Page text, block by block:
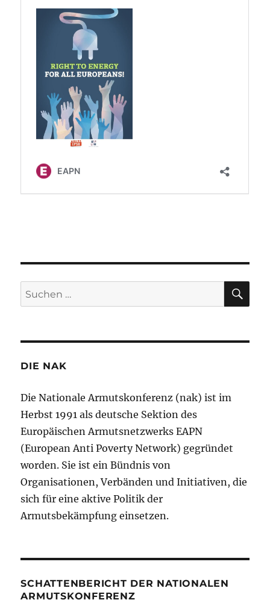
Suchen
nach:
DIE NAK
Die Nationale Armutskonferenz (nak) ist im
Herbst 1991 als deutsche Sektion des
Europäischen Armutsnetzwerks EAPN
(European Anti Poverty Network) gegründet
worden. Sie ist ein Bündnis von
Organisationen, Verbänden und Initiativen, die
sich für eine aktive Politik der
Armutsbekämpfung einsetzen.
SCHATTENBERICHT DER NATIONALEN
ARMUTSKONFERENZ